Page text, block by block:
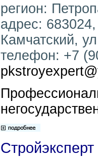
регион:
адрес: 683024,
Камчатский,
телефон: +7
Стройэксперт